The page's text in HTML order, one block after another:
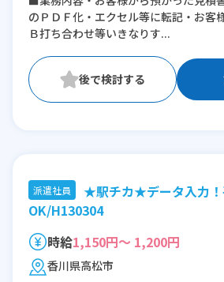
のＰＤＦ化・エクセル等に転記・お客
Ｂ打ち合わせ等いきなりす...
派遣社員
★駅チカ★データ入力
OK/H130304
時給1,150円～ 1,200円
香川県高松市